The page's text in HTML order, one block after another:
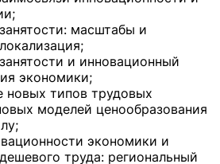
масштабы и
и инновационный
экономики;
новых типов трудовых
моделей ценообразования
экономики и
труда: региональный